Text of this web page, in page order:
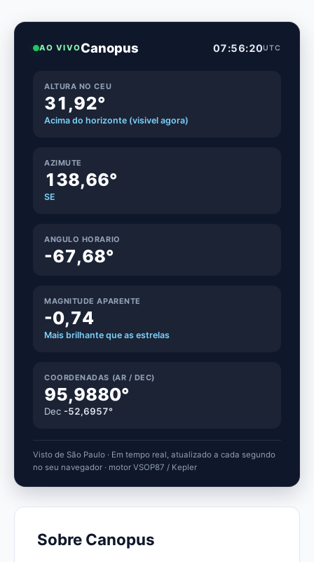
AO VIVOCanopus 07:56:21UTC
ALTURA NO CEU
31,93°
Acima do horizonte (visivel agora)
AZIMUTE
138,66°
SE
ANGULO HORARIO
-67,68°
MAGNITUDE APARENTE
-0,74
Mais brilhante que as estrelas
COORDENADAS (AR / DEC)
95,9880°
Dec -52,6957°
Visto de São Paulo · Em tempo real, atualizado a cada segundo
no seu navegador · motor VSOP87 / Kepler
Sobre Canopus